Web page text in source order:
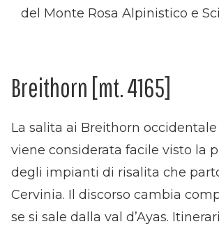
del Monte Rosa Alpinistico e
Breithorn [mt. 4165]
La salita ai Breithorn
viene considerata facile visto la
degli impianti di risalita che
Cervinia. Il discorso cambia
se si sale dalla val d’Ayas.